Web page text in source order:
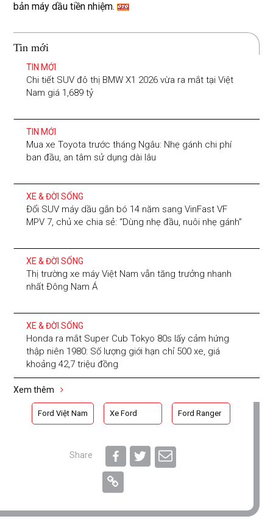
bản máy dầu tiền nhiệm.
Tin mới
TIN MỚI
Chi tiết SUV đô thị BMW X1 2026 vừa ra mắt tại Việt
Nam giá 1,689 tỷ
TIN MỚI
Mua xe Toyota trước tháng Ngâu: Nhẹ gánh chi phí
ban đầu, an tâm sử dụng dài lâu
XE & ĐỜI SỐNG
Đổi SUV máy dầu gắn bó 14 năm sang VinFast VF
MPV 7, chủ xe chia sẻ: “Dùng nhẹ đầu, nuôi nhẹ gánh”
XE & ĐỜI SỐNG
Thị trường xe máy Việt Nam vẫn tăng trưởng nhanh
nhất Đông Nam Á
XE & ĐỜI SỐNG
Honda ra mắt Super Cub Tokyo 80s lấy cảm hứng
thập niên 1980: Số lượng giới hạn chỉ 500 xe, giá
khoảng 42,7 triệu đồng
Xem thêm
Ford Việt Nam Xe Ford Ford Ranger
Share